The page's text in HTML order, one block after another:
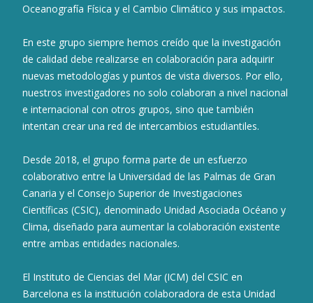
Oceanografía Física y el Cambio Climático y sus impactos.
En este grupo siempre hemos creído que la investigación
de calidad debe realizarse en colaboración para adquirir
nuevas metodologías y puntos de vista diversos. Por ello,
nuestros investigadores no solo colaboran a nivel nacional
e internacional con otros grupos, sino que también
intentan crear una red de intercambios estudiantiles.
Desde 2018, el grupo forma parte de un esfuerzo
colaborativo entre la Universidad de las Palmas de Gran
Canaria y el Consejo Superior de Investigaciones
Científicas (CSIC), denominado Unidad Asociada Océano y
Clima, diseñado para aumentar la colaboración existente
entre ambas entidades nacionales.
El Instituto de Ciencias del Mar (ICM) del CSIC en
Barcelona es la institución colaboradora de esta Unidad